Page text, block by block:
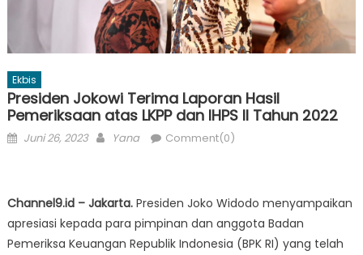
Ekbis
Presiden Jokowi Terima Laporan Hasil
Pemeriksaan atas LKPP dan IHPS II Tahun 2022
Posted
Juni 26, 2023 Author
Yana Comment(0)
Channel9.id – Jakarta. Presiden Joko Widodo menyampaikan
apresiasi kepada para pimpinan dan anggota Badan
Pemeriksa Keuangan Republik Indonesia (BPK RI) yang telah